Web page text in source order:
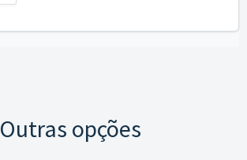
Outras opções